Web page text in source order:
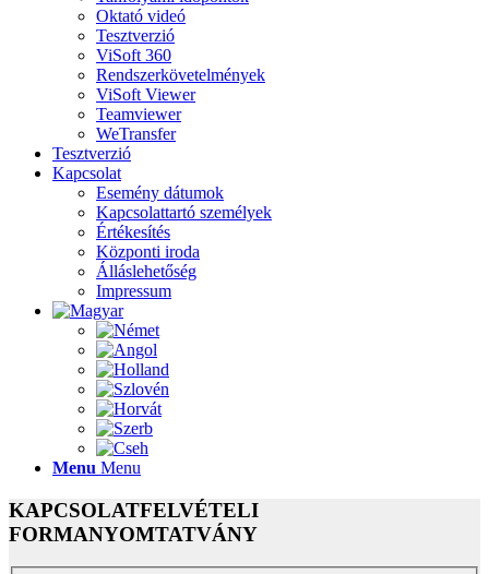
Oktató videó
Tesztverzió
ViSoft 360
Rendszerkövetelmények
ViSoft Viewer
Teamviewer
WeTransfer
Tesztverzió
Kapcsolat
Esemény dátumok
Kapcsolattartó személyek
Értékesítés
Központi iroda
Álláslehetőség
Impressum
Menu Menu
KAPCSOLATFELVÉTELI
FORMANYOMTATVÁNY